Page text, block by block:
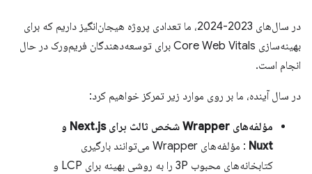
در سال‌های 2023-2024، ما تعدادی پروژه هیجان‌انگیز داریم که برای
بهینه‌سازی Core Web Vitals برای توسعه‌دهندگان فریم‌ورک در حال
انجام است.
در سال آینده، ما بر روی موارد زیر تمرکز خواهیم کرد:
مؤلفه‌های Wrapper شخص ثالث برای Next.js و
Nuxt
: مؤلفه‌های Wrapper می‌توانند بارگیری
کتابخانه‌های محبوب 3P را به روشی بهینه برای LCP و